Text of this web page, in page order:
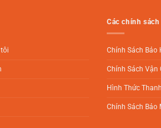
Các chính sách
Chính Sách Bảo
Chính Sách Vận
Hình Thức
Chính Sách Bảo